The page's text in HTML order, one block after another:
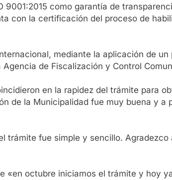
como garantía de
con la certificación del proceso de
mediante la aplicación de un
de Fiscalización y Control
en la rapidez del trámite para
de la Municipalidad fue muy buena y a
trámite fue simple y sencillo. Agradezco
«en octubre iniciamos el trámite y hoy